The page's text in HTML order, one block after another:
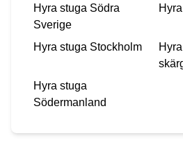
Hyra stuga Södra
Sverige
Hyra stuga Stockholm
Hyra stuga
Södermanland